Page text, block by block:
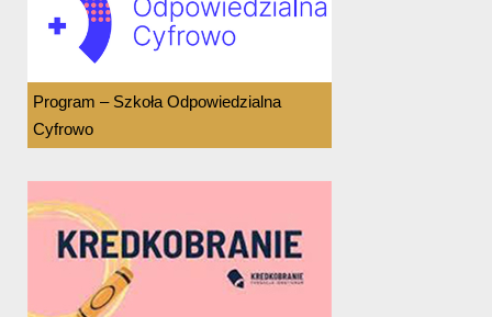
Program – Szkoła Odpowiedzialna
Cyfrowo